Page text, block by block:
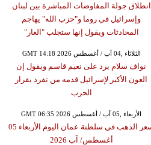
انطلاق جولة المفاوضات المباشرة بين لبنان
وإسرائيل في روما و"حزب الله" يهاجم
المحادثات ويقول إنها ستجلب "العار"
GMT 14:18 2026 الثلاثاء ,04 آب / أغسطس
نواف سلام يرد على نعيم قاسم ويقول إن
العون الأكبر لإسرائيل قدمه من تفرد بقرار
الحرب
GMT 06:35 2026 الأربعاء ,05 آب / أغسطس
سعر الذهب في سلطنة عمان اليوم الأربعاء 05
أغسطس/ آب 2026